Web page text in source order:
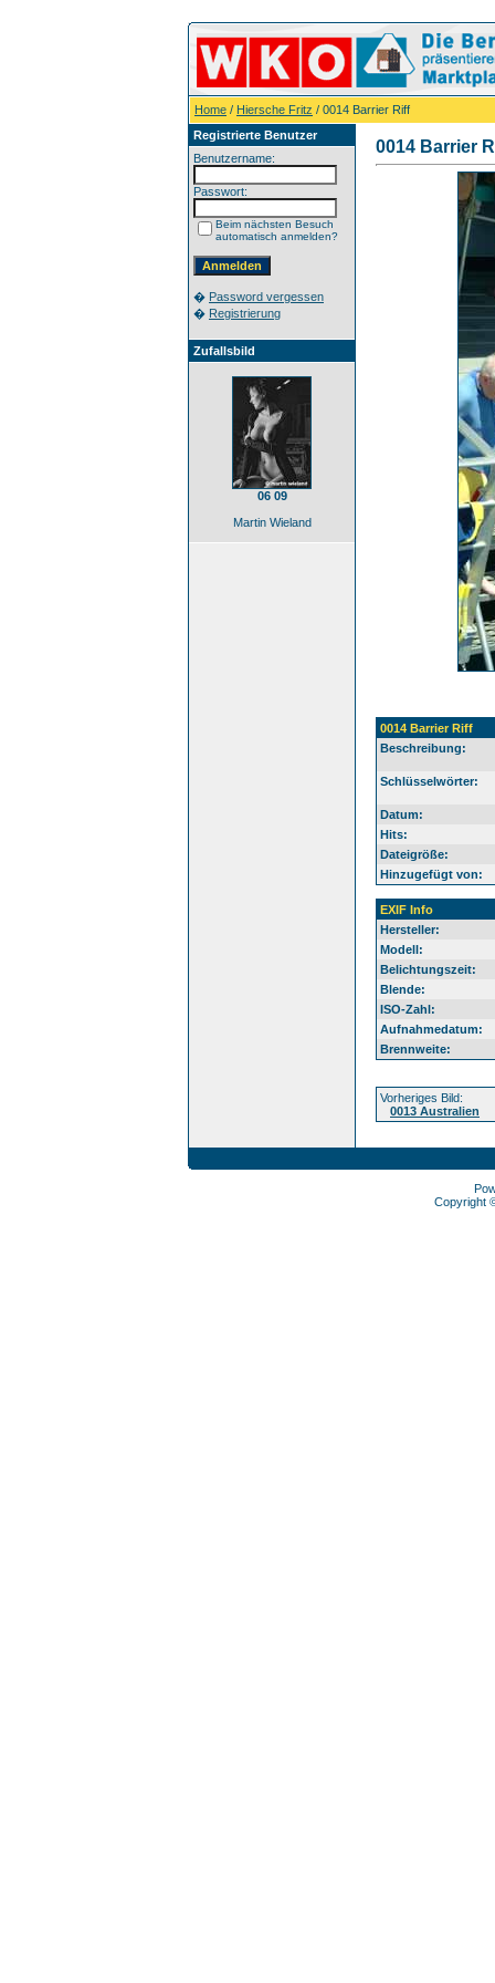
Home / Hiersche Fritz / 0014 Barrier Riff
Registrierte Benutzer
Benutzername:
Passwort:
Beim nächsten Besuch
automatisch anmelden?
� Password vergessen
� Registrierung
Zufallsbild
06 09
Martin Wieland
0014 Barrier
0014 Barrier Riff
Beschreibung:
Schlüsselwörter:
Datum:
Hits:
Dateigröße:
Hinzugefügt von:
EXIF Info
Hersteller:
Modell:
Belichtungszeit:
Blende:
ISO-Zahl:
Aufnahmedatum:
Brennweite:
Vorheriges Bild:
0013 Australien
Copyright